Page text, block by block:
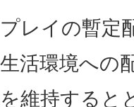
レイの暫定
活環境への
維持すると